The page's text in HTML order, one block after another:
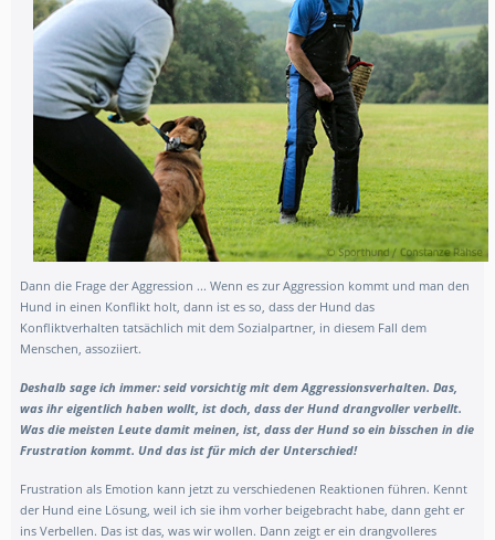
Dann die Frage der Aggression ... Wenn es zur Aggression kommt und man den
Hund in einen Konflikt holt, dann ist es so, dass der Hund das
Konfliktverhalten tatsächlich mit dem Sozialpartner, in diesem Fall dem
Menschen, assoziiert.
Deshalb sage ich immer: seid vorsichtig mit dem Aggressionsverhalten. Das,
was ihr eigentlich haben wollt, ist doch, dass der Hund drangvoller verbellt.
Was die meisten Leute damit meinen, ist, dass der Hund so ein bisschen in die
Frustration kommt. Und das ist für mich der Unterschied!
Frustration als Emotion kann jetzt zu verschiedenen Reaktionen führen. Kennt
der Hund eine Lösung, weil ich sie ihm vorher beigebracht habe, dann geht er
ins Verbellen. Das ist das, was wir wollen. Dann zeigt er ein drangvolleres